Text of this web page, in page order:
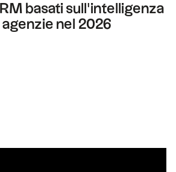
basati sull'intelligenza
nel 2026